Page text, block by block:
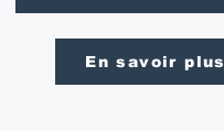
En savoir plus